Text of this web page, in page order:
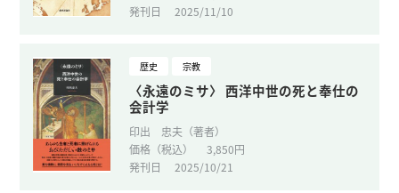
発刊日
2025/11/10
歴史 宗教
〈永遠のミサ〉 西洋中世の死と奉仕の
会計学
印出 忠夫（著者）
価格（税込）
3,850円
発刊日
2025/10/21